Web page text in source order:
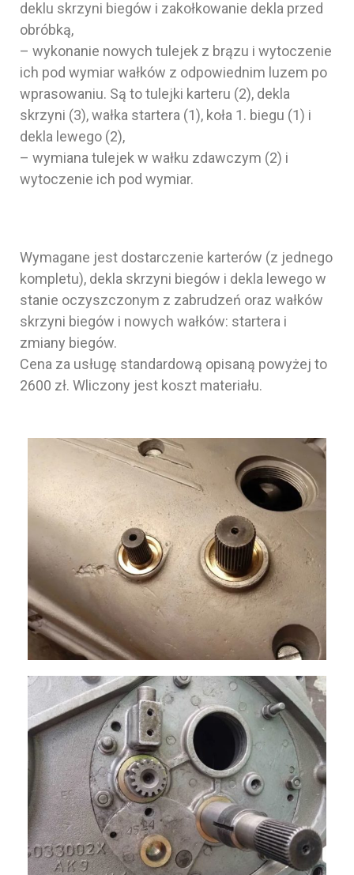
deklu skrzyni biegów i zakołkowanie dekla przed
obróbką,
– wykonanie nowych tulejek z brązu i wytoczenie
ich pod wymiar wałków z odpowiednim luzem po
wprasowaniu. Są to tulejki karteru (2), dekla
skrzyni (3), wałka startera (1), koła 1. biegu (1) i
dekla lewego (2),
– wymiana tulejek w wałku zdawczym (2) i
wytoczenie ich pod wymiar.
Wymagane jest dostarczenie karterów (z jednego
kompletu), dekla skrzyni biegów i dekla lewego w
stanie oczyszczonym z zabrudzeń oraz wałków
skrzyni biegów i nowych wałków: startera i
zmiany biegów.
Cena za usługę standardową opisaną powyżej to
2600 zł. Wliczony jest koszt materiału.